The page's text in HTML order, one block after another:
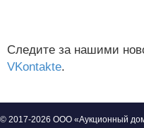
Следите за нашими
VKontakte.
© 2017-2026 ООО «Аукционный